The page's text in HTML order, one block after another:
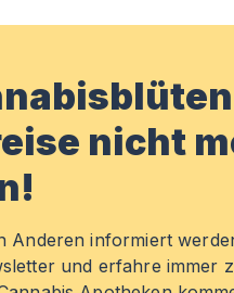
nicht
Anderen informiert
und erfahre immer